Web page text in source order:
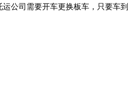
公司需要开车更换板车，只要车